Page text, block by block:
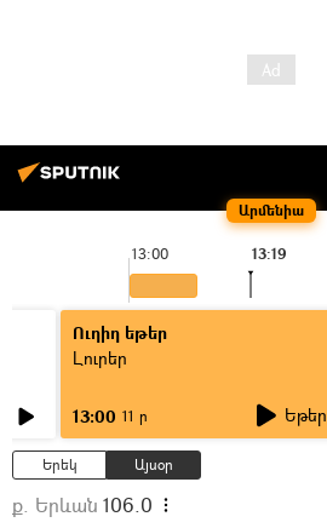
Արմենիա
13:00 13:19
Ուղիղ եթեր
Լուրեր
13:00 11 ր Եթեր
Երեկ Այսօր
ք. Երևան 106.0